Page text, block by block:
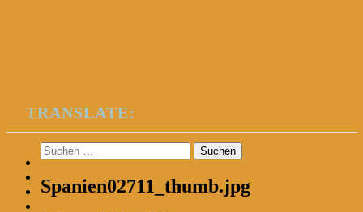
TRANSLATE:
Suchen
nach:
Spanien02711_thumb.jpg